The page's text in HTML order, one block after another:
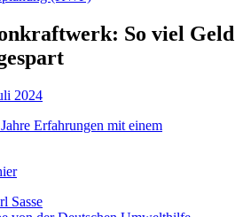
So viel Geld
2024
Erfahrungen mit einem
Sasse